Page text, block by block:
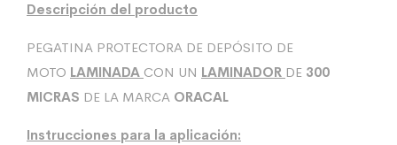
Descripción del producto
PEGATINA PROTECTORA DE DEPÓSITO DE
MOTO LAMINADA CON UN LAMINADOR DE 300
MICRAS DE LA MARCA ORACAL
Instrucciones para la aplicación: